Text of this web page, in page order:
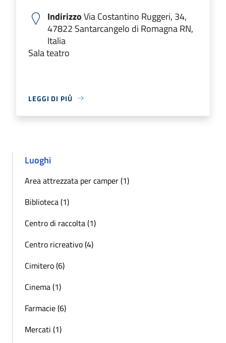
IndirizzoVia Costantino Ruggeri, 34,
47822 Santarcangelo di Romagna RN,
Italia
Sala teatro
LEGGI DI PIÙ
Luoghi
Area attrezzata per camper (1)
Biblioteca (1)
Centro di raccolta (1)
Centro ricreativo (4)
Cimitero (6)
Cinema (1)
Farmacie (6)
Mercati (1)